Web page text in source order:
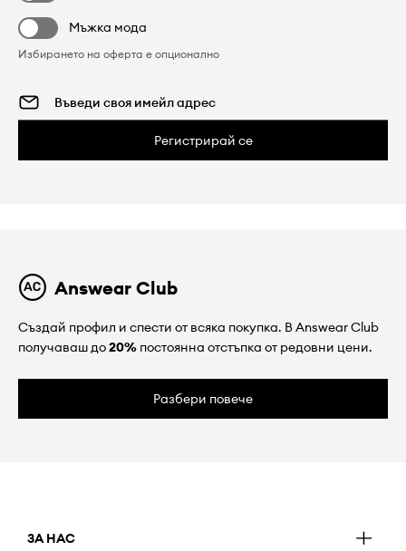
Мъжка мода
Избирането на оферта е опционално
Регистрирай се
Answear Club
Създай профил и спести от всяка покупка. В Answear Club
получаваш до20% постоянна отстъпка от редовни цени.
Разбери повече
ЗА НАС